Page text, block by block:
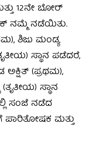
12ನೇ ಬೋರ್
ನಮ್ಮೆ ನಡೆಯಿತು.
ಶಿಜು ಮಂಡ್ಯ
ಸ್ಥಾನ ಪಡೆದರೆ,
(ಪ್ರಥಮ),
ಸ್ಥಾನ
ಸಂಜೆ ನಡೆದ
ಪಾರಿತೋಷಕ ಮತ್ತು